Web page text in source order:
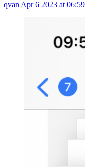
qvan Apr 6 2023 at 06:59